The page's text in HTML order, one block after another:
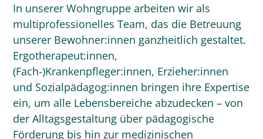
In unserer Wohngruppe arbeiten wir als
multiprofessionelles Team, das die Betreuung
unserer Bewohner:innen ganzheitlich gestaltet.
Ergotherapeut:innen,
(Fach-)Krankenpfleger:innen, Erzieher:innen
und Sozialpädagog:innen bringen ihre Expertise
ein, um alle Lebensbereiche abzudecken – von
der Alltagsgestaltung über pädagogische
Förderung bis hin zur medizinischen